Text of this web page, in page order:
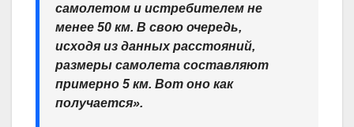
самолетом и истребителем не
менее 50 км. В свою очередь,
исходя из данных расстояний,
размеры самолета составляют
примерно 5 км. Вот оно как
получается».